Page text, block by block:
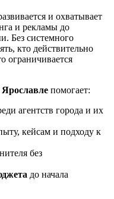
и охватывает
и рекламы до
Без системного
кто действительно
ограничивается
Ярославле помогает:
агентств города и их
кейсам и подходу к
без
до начала